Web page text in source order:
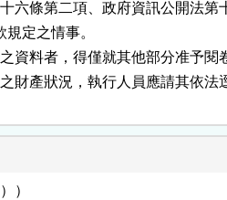
六條第二項、政府資訊公開法第
規定之情事。
之資料者，得僅就其他部分准予閱
之財產狀況，執行人員應請其依法
）